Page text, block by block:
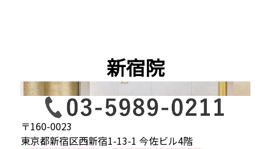
新宿院
〒160-0023
東京都新宿区西新宿1-13-1 今佐ビル4階